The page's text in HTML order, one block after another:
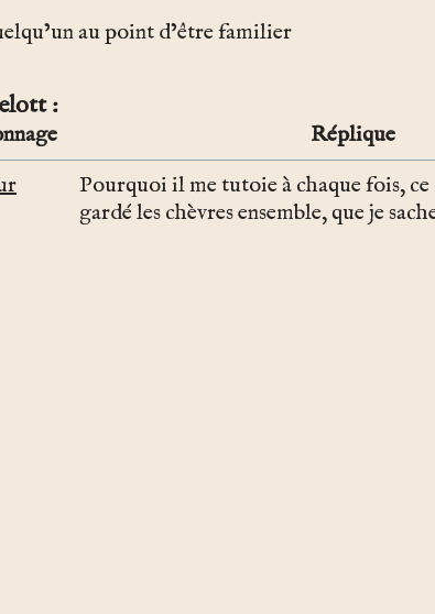
au point d’être familier
Réplique
Pourquoi il me tutoie à chaque fois, ce
gardé les chèvres ensemble, que je